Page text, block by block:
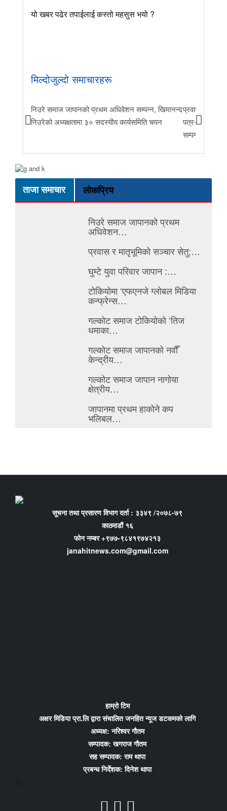
यो खबर पढेर तपाईलाई कस्तो महसुस भयो ?
मिल्दोजुल्दो समाचारहरू
निउरे समाज जापानको प्रथम अधिवेशन सम्पन्न, खिमानन्द
निउरेको अध्यक्षतामा ३० सदस्यीय कार्यसमिति चयन
प्रवास र
पत्र-२०२६
सम्पन्न
ताजा समाचार लोकप्रिय
निउरे समाज जापानको प्रथम
अधिवेशन…
प्रवास र मातृभूमिको सञ्चार सेतु:…
घुम्टे युवा परिवार जापान :…
टोकियोमा ‘एफएनजे ग्लोबल मिडिया
कन्फ्रेन्स…
गल्कोट समाज टोकियोको ‘तिज
धमाका…
गल्कोट समाज जापानको नवौँ
केन्द्रीय…
गल्कोट समाज जापान नागोया
क्षेत्रीय…
जापानमा प्रथम हाकोने कप
भलिबल…
सूचना तथा प्रसारण विभाग दर्ता : ३३४९ /२०७८-७९
काठमाडौं १६
फोन नम्बर +९७७-९८४१९७४२१३
janahitnews.com@gmail.com
हाम्रो टिम
अक्षर मिडिया प्रा.लि द्वारा संचालित जनहित न्यूज डटकमको लागि
अध्यक्ष: नरिश्वर गौतम
सम्पादक: खगराज गौतम
सह सम्पादक: राम थापा
प्रबन्ध निर्देशक: दिनेश थापा